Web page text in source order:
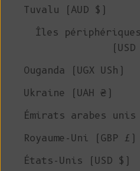
Tuvalu (AUD $)
Îles
Ouganda (UGX USh)
Ukraine (UAH ₴)
Royaume-Uni (GBP £)
États-Unis (USD $)